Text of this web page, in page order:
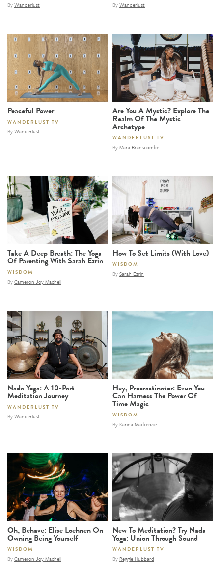
ByWanderlust ByWanderlust
Peaceful Power
WANDERLUST TV
ByWanderlust
Are You A Mystic? Explore The
Realm Of The Mystic
Archetype
WANDERLUST TV
ByMara Branscombe
Take A Deep Breath: The Yoga
Of Parenting With Sarah Ezrin
WISDOM
ByCameron Joy Machell
How To Set Limits (With Love)
WISDOM
BySarah Ezrin
Nada Yoga: A 10-Part
Meditation Journey
WANDERLUST TV
ByWanderlust
Hey, Procrastinator: Even You
Can Harness The Power Of
Time Magic
WISDOM
By Karina Mackenzie
Oh, Behave: Elise Loehnen On
Owning Being Yourself
WISDOM
ByCameron Joy Machell
New To Meditation? Try Nada
Yoga: Union Through Sound
WANDERLUST TV
By Reggie Hubbard